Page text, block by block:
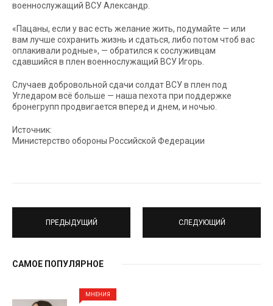
военнослужащий ВСУ Александр.
«Пацаны, если у вас есть желание жить, подумайте — или
вам лучше сохранить жизнь и сдаться, либо потом чтоб вас
оплакивали родные», — обратился к сослуживцам
сдавшийся в плен военнослужащий ВСУ Игорь.
Случаев добровольной сдачи солдат ВСУ в плен под
Угледаром всё больше — наша пехота при поддержке
бронегрупп продвигается вперед и днем, и ночью.
Источник:
Министерство обороны Российской Федерации
ПРЕДЫДУЩИЙ СЛЕДУЮЩИЙ
САМОЕ ПОПУЛЯРНОЕ
МНЕНИЯ